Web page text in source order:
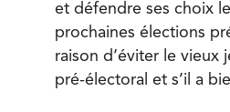
et défendre ses choix
prochaines élections
raison d’éviter le
pré-électoral et s’il a